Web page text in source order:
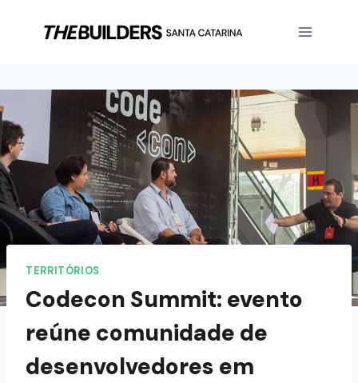
TERRITÓRIOS
Codecon Summit: evento
reúne comunidade de
desenvolvedores em